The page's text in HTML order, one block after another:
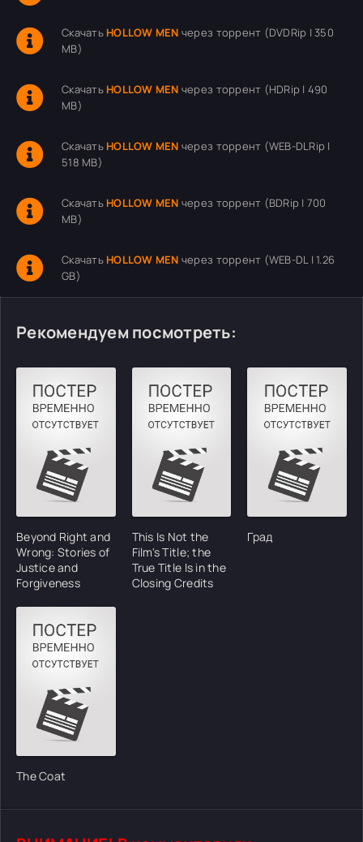
Скачать HOLLOW MEN через торрент (DVDRip | 350
MB)
Скачать HOLLOW MEN через торрент (HDRip | 490
MB)
Скачать HOLLOW MEN через торрент (WEB-DLRip |
518 MB)
Скачать HOLLOW MEN через торрент (BDRip | 700
MB)
Скачать HOLLOW MEN через торрент (WEB-DL | 1.26
GB)
Рекомендуем посмотреть:
Beyond Right and
Wrong: Stories of
Justice and
Forgiveness
This Is Not the
Film's Title; the
True Title Is in the
Closing Credits
Град
The Coat